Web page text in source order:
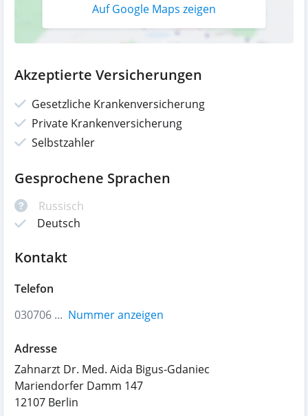
Auf Google Maps zeigen
Akzeptierte Versicherungen
Gesetzliche Krankenversicherung
Private Krankenversicherung
Selbstzahler
Gesprochene Sprachen
Russisch
Deutsch
Kontakt
Telefon
030706 ... Nummer anzeigen
Adresse
Zahnarzt Dr. Med. Aida Bigus-Gdaniec
Mariendorfer Damm 147
12107 Berlin